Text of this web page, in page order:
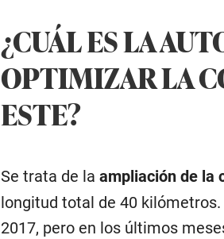
¿CUÁL ES LA
OPTIMIZAR LA
ESTE?
Se trata de la ampliación de la
longitud total de 40
2017, pero en los últimos